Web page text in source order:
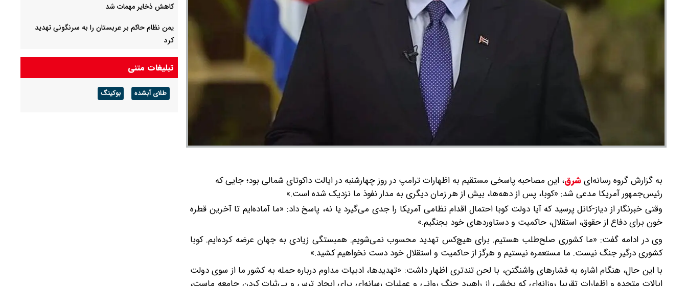
به گزارش گروه رسانه‌ایشرق، این مصاحبه پاسخی مستقیم به اظهارات ترامپ در روز چهارشنبه در ایالت داکوتای شمالی بود؛ جایی که
رئیس‌جمهور آمریکا مدعی شد: «کوبا، پس از دهه‌ها، بیش از هر زمان دیگری به مدار نفوذ ما نزدیک شده است.»
وقتی خبرنگار از دیاز-کانل پرسید که آیا دولت کوبا احتمال اقدام نظامی آمریکا را جدی می‌گیرد یا نه، پاسخ داد: «ما آماده‌ایم تا آخرین قطره
خون برای دفاع از حقوق، استقلال، حاکمیت و دستاوردهای خود بجنگیم.»
وی در ادامه گفت: «ما کشوری صلح‌طلب هستیم. برای هیچ‌کس تهدید محسوب نمی‌شویم. همبستگی زیادی به جهان عرضه کرده‌ایم. کوبا
کشوری درگیر جنگ نیست. ما مستعمره نیستیم و هرگز از حاکمیت و استقلال خود دست نخواهیم کشید.»
با این حال، هنگام اشاره به فشارهای واشنگتن، با لحن تندتری اظهار داشت: «تهدیدها، ادبیات مداوم درباره حمله به کشور ما از سوی دولت
کاهش ذخایر مهمات شد
یمن نظام حاکم بر عربستان را به سرنگونی تهدید
کرد
خبر وال‌استریت ژورنال از بن‌بست مذاکرات رم /
شروط اسرائیل، عقب‌نشینی از لبنان را به تأخیر
انداخته
تبلیغات متنی
طلای آبشده بوکینگ